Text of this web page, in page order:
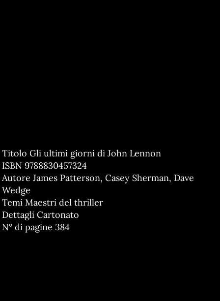
Titolo Gli ultimi giorni di John Lennon
ISBN 9788830457324
Autore James Patterson, Casey Sherman, Dave
Wedge
Temi Maestri del thriller
Dettagli Cartonato
N° di pagine 384